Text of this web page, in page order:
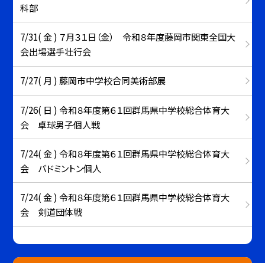
科部
7/31( 金 ) ７月３１日（金） 令和８年度藤岡市関東全国大
会出場選手壮行会
7/27( 月 ) 藤岡市中学校合同美術部展
7/26( 日 ) 令和８年度第６１回群馬県中学校総合体育大
会 卓球男子個人戦
7/24( 金 ) 令和８年度第６１回群馬県中学校総合体育大
会 バドミントン個人
7/24( 金 ) 令和８年度第６１回群馬県中学校総合体育大
会 剣道団体戦